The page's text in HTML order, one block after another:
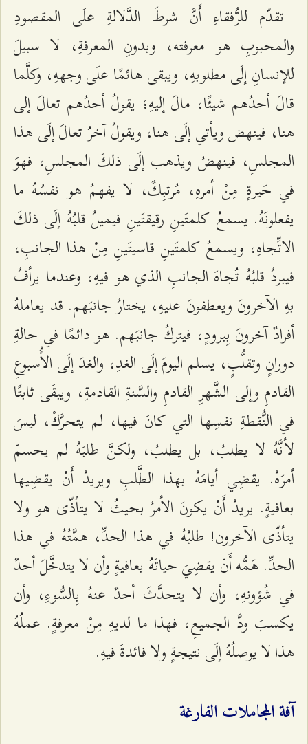
تقدّم للرُّفقاءِ أَنَّ شرطَ الدَّلالةِ علَى المقصودِ
والمحبوبِ هو معرفته، وبدونِ المعرفةِ، لا سبيلَ
للإنسانِ إلَى مطلوبهِ، ويبقى هائمًا علَى وجههِ، وكلَّما
قالَ أحدُهم شيئًا، مالَ إليهِ؛ يقولُ أحدُهم تعالَ إلى
هنا، فينهض ويأتي إلَى هنا، ويقولُ آخرُ تعالَ إلَى هذا
المجلسِ، فينهضُ ويذهب إلَى ذلكَ المجلسِ، فهوَ
في حَيرةٍ مِنْ أمرهِ، مُرتبِكٌ، لا يفهمُ هو نفسُهُ ما
يفعلونَهُ. يسمعُ كلمتَينِ رقيقتَينِ فيميلُ قلبُهُ إلَى ذلكَ
الاتِّجاهِ، ويسمعُ كلمتَينِ قاسيتَينِ مِنْ هذا الجانبِ،
فيبردُ قلبُهُ تُجاهَ الجانبِ الذي هو فيهِ، وعندما يرأفُ
بهِ الآخرونَ ويعطفونَ عليهِ، يختارُ جانبَهم. قد يعاملهُ
أفرادٌ آخرونَ بِبرودٍ، فيتركُ جانبَهم. هو دائمًا في حالةِ
دورانٍ وتقلُّبٍ، يسلم اليومَ إلَى الغدِ، والغدَ إلَى الأُسبوعِ
القادمِ وإلى الشَّهرِ القادمِ والسَّنةِ القادمةِ، ويبقَى ثابتًا
في النُّقطةِ نفسِها التي كانَ فيها، لم يتحرَّكْ، ليسَ
لأنَّهُ لا يطلبُ، بل يطلبُ، ولكنَّ طلبَهُ لم يحسمْ
أمرَهُ. يقضِي أيامَهُ بهذا الطَّلبِ ويريدُ أَنْ يقضِيها
بعافيةٍ. يريدُ أَنْ يكونَ الأمرُ بحيثُ لا يتأذّى هو ولا
يتأذّى الآخرون! طلبُهُ في هذا الحدِّ، همَّتُهُ في هذا
الحدِّ. هَمُّه أَنْ يقضِيَ حياتَهُ بعافيةٍ وأن لا يتدخَّلَ أحدٌ
في شُؤونهِ، وأن لا يتحدَّثَ أحدٌ عنهُ بِالسُّوءِ، وأن
يكسبَ ودَّ الجميعِ، فهذا ما لديهِ مِنْ معرفةٍ. عملُهُ
هذا لا يوصلُهُ إلَى نتيجةٍ ولا فائدةَ فيهِ.
آفة المجاملات الفارغة